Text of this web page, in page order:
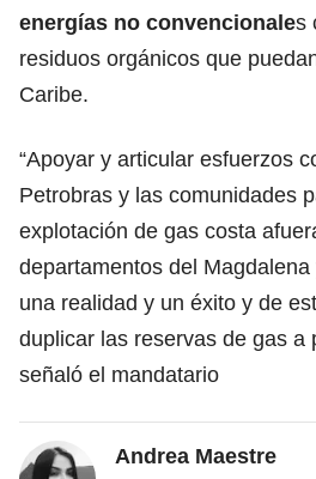
energías no convencionales
residuos orgánicos que
Caribe.
“Apoyar y articular esfuerzos
Petrobras y las comunidades
explotación de gas costa
departamentos del
una realidad y un éxito y de
duplicar las reservas de gas a
señaló el mandatario
Andrea Maestre